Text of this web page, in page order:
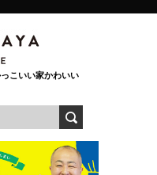
こいい家かわいい